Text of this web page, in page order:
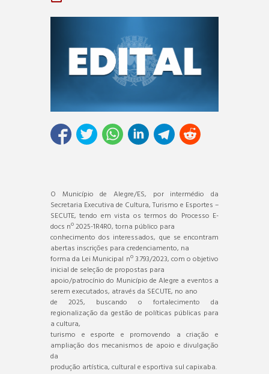
O Município de Alegre/ES, por intermédio da
Secretaria Executiva de Cultura, Turismo e Esportes –
SECUTE, tendo em vista os termos do Processo E-
docs nº 2025-1R4R0, torna público para
conhecimento dos interessados, que se encontram
abertas inscrições para credenciamento, na
forma da Lei Municipal nº 3.793/2023, com o objetivo
inicial de seleção de propostas para
apoio/patrocínio do Município de Alegre a eventos a
serem executados, através da SECUTE, no ano
de 2025, buscando o fortalecimento da
regionalização da gestão de políticas públicas para
a cultura,
turismo e esporte e promovendo a criação e
ampliação dos mecanismos de apoio e divulgação
da
produção artística, cultural e esportiva sul capixaba.